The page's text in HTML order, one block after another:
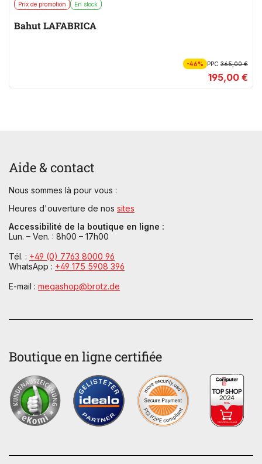
Prix de promotion En stock
Bahut LAFABRICA
-46% PPC365,00 €
195,00 €
Aide & contact
Nous sommes là pour vous :
Heures d'ouverture de nos sites
Accessibilité de la boutique en ligne :
Lun. – Ven. : 8h00 – 17h00
Tél. : +49 (0) 7763 8000 96
WhatsApp : +49 175 5908 396
E-mail : megashop@brotz.de
Boutique en ligne certifiée